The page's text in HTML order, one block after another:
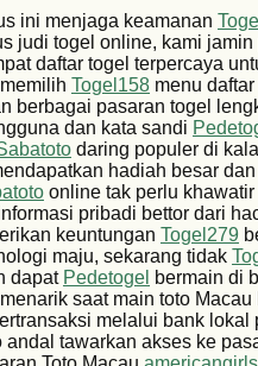
ini menjaga keamanan
judi togel online, kami jamin
daftar togel terpercaya
Togel158 menu
berbagai pasaran togel
dan kata sandi
daring populer di
hadiah besar
online tak perlu
pribadi bettor dari
keuntungan Togel279
maju, sekarang tidak
dapat Pedetogel bermain di
saat main toto Macau
melalui bank
andal tawarkan akses ke